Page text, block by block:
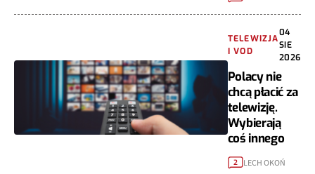
TELEWIZJA
I VOD
04
SIE
2026
Polacy nie
chcą płacić za
telewizję.
Wybierają
coś innego
2 LECH OKOŃ